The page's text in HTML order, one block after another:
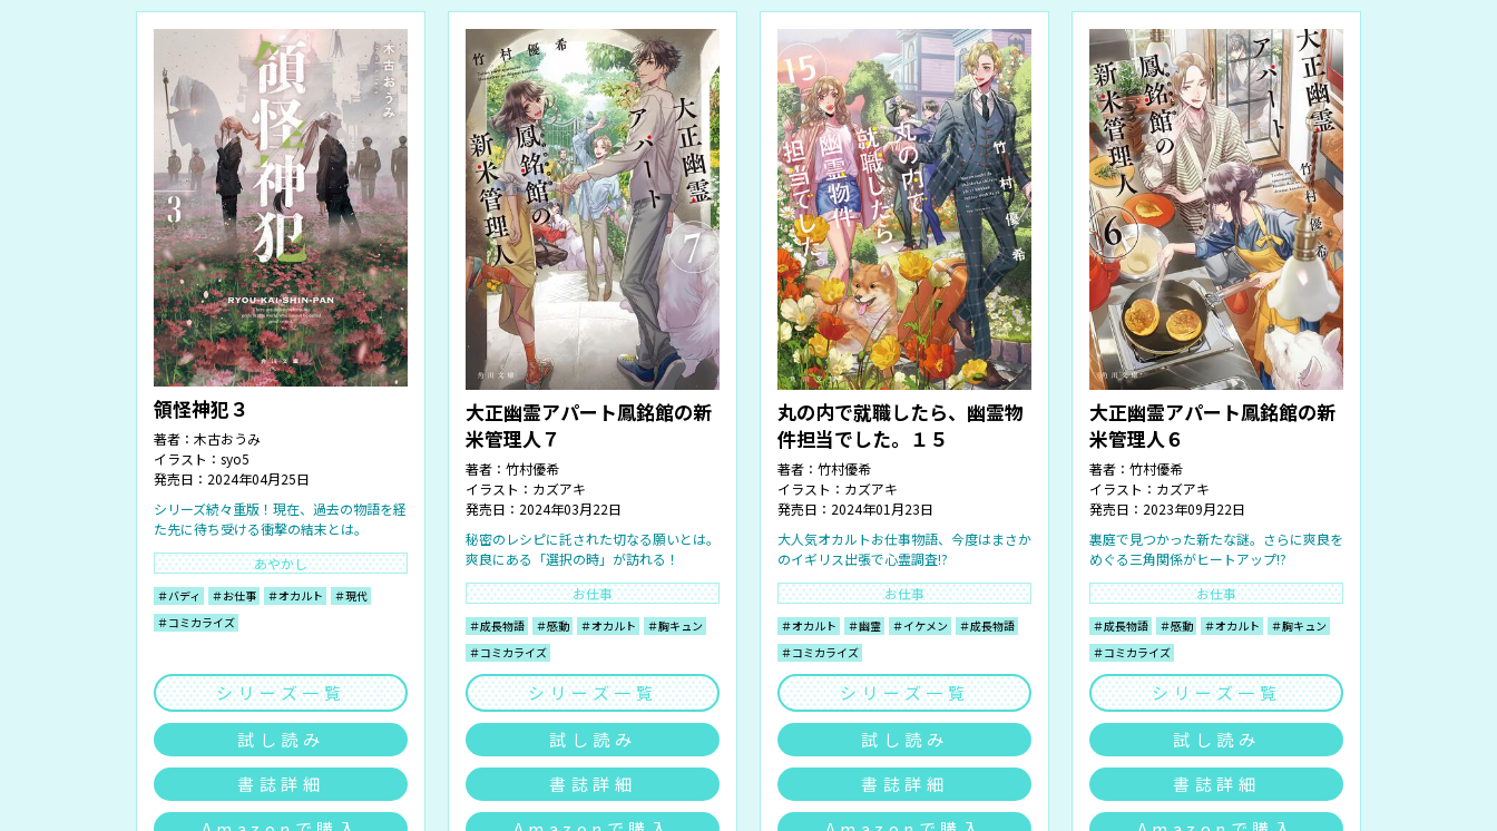
領怪神犯３
著者： 木古おうみ
イラスト： syo5
発売日：2024年04月25日
シリーズ続々重版！現在、過去の物語を経
た先に待ち受ける衝撃の結末とは。
あやかし
＃バディ ＃お仕事 ＃オカルト
＃現代
＃コミカライズ
シリーズ一覧
試し読み
書誌詳細
大正幽霊アパート鳳銘館の新
米管理人７
著者： 竹村優希
イラスト： カズアキ
発売日：2024年03月22日
秘密のレシピに託された切なる願いとは。
爽良にある「選択の時」が訪れる！
お仕事
＃成長物語 ＃感動 ＃オカルト
＃胸キュン
＃コミカライズ
シリーズ一覧
試し読み
書誌詳細
丸の内で就職したら、幽霊物
件担当でした。１５
著者： 竹村優希
イラスト： カズアキ
発売日：2024年01月23日
大人気オカルトお仕事物語、今度はまさか
のイギリス出張で心霊調査!?
お仕事
＃オカルト ＃幽霊 ＃イケメン
＃成長物語
＃コミカライズ
シリーズ一覧
試し読み
書誌詳細
大正幽霊アパート鳳銘館の新
米管理人６
著者： 竹村優希
イラスト： カズアキ
発売日：2023年09月22日
裏庭で見つかった新たな謎。さらに爽良を
めぐる三角関係がヒートアップ!?
お仕事
＃成長物語 ＃感動 ＃オカルト
＃胸キュン
＃コミカライズ
シリーズ一覧
試し読み
書誌詳細